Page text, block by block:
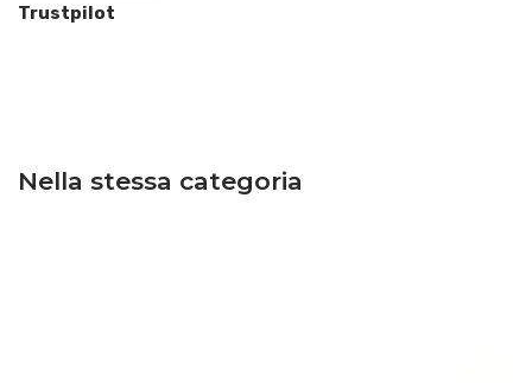
Trustpilot
Nella stessa categoria